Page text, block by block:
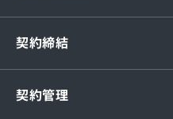
契約締結
契約管理